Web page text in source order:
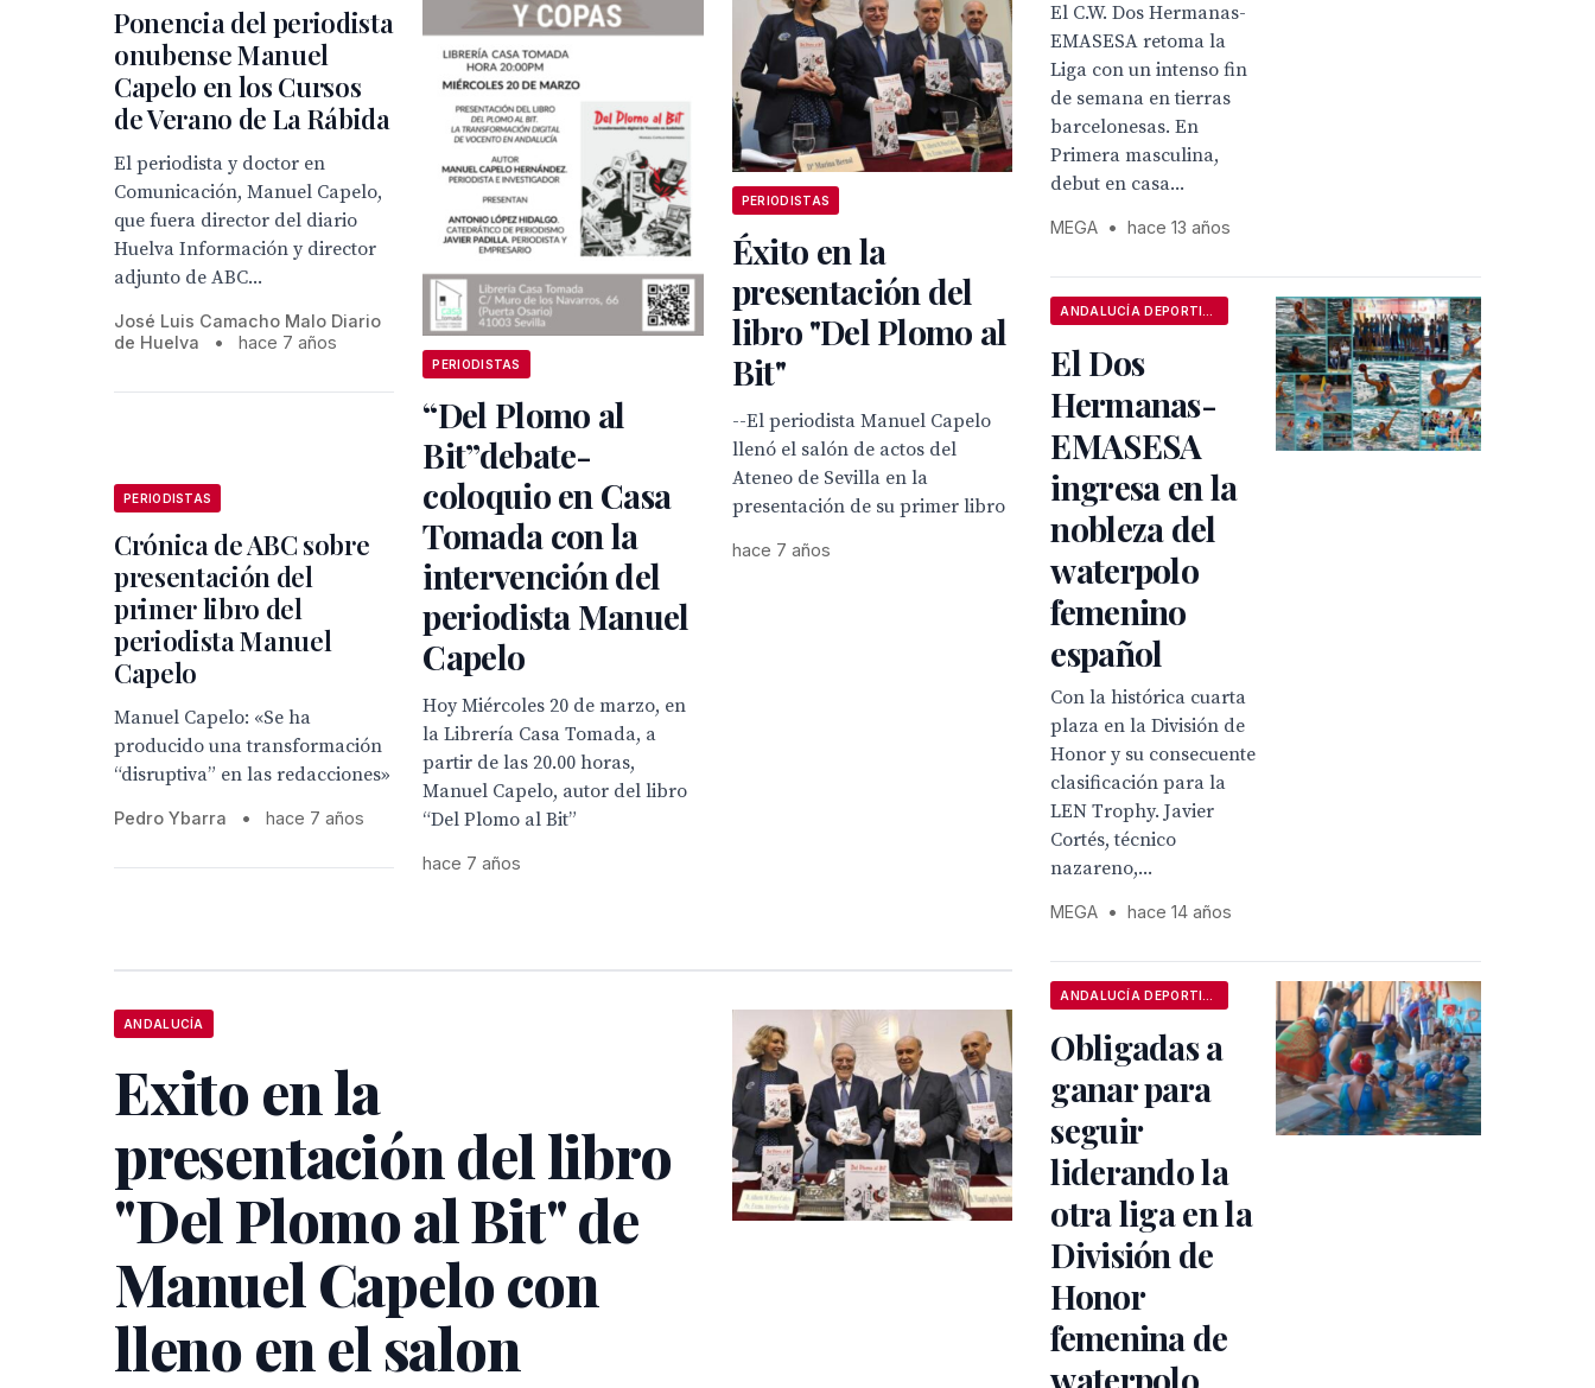
Ponencia del periodista
onubense Manuel
Capelo en los Cursos
de Verano de La Rábida
El periodista y doctor en
Comunicación, Manuel Capelo,
que fuera director del diario
Huelva Información y director
adjunto de ABC...
José Luis Camacho Malo Diario
de Huelva
• hace 7 años
PERIODISTAS
“Del Plomo al
Bit”debate-
coloquio en Casa
Tomada con la
intervención del
periodista Manuel
Capelo
Hoy Miércoles 20 de marzo, en
la Librería Casa Tomada, a
partir de las 20.00 horas,
Manuel Capelo, autor del libro
“Del Plomo al Bit”
hace 7 años
PERIODISTAS
Éxito en la
presentación del
libro "Del Plomo al
Bit"
--El periodista Manuel Capelo
llenó el salón de actos del
Ateneo de Sevilla en la
presentación de su primer libro
hace 7 años
PERIODISTAS
Crónica de ABC sobre
presentación del
primer libro del
periodista Manuel
Capelo
Manuel Capelo: «Se ha
producido una transformación
“disruptiva” en las redacciones»
Pedro Ybarra • hace 7 años
ANDALUCÍA
Exito en la
presentación del libro
"Del Plomo al Bit" de
Manuel Capelo con
lleno en el salon
El C.W. Dos Hermanas-
EMASESA retoma la
Liga con un intenso fin
de semana en tierras
barcelonesas. En
Primera masculina,
debut en casa...
MEGA • hace 13 años
El Dos
Hermanas-
EMASESA
ingresa en la
nobleza del
waterpolo
femenino
español
Con la histórica cuarta
plaza en la División de
Honor y su consecuente
clasificación para la
LEN Trophy. Javier
Cortés, técnico
nazareno,...
MEGA • hace 14 años
Obligadas a
ganar para
seguir
liderando la
otra liga en la
División de
Honor
femenina de
waterpolo